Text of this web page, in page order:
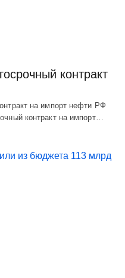
контракт
на импорт нефти РФ
контракт на импорт…